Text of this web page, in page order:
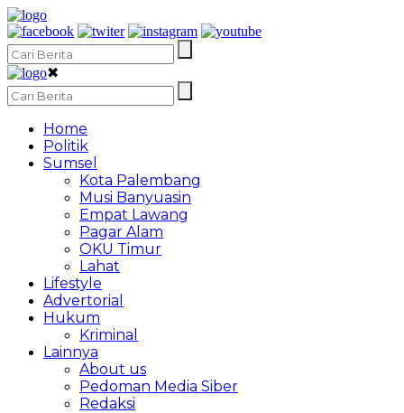
✖
Home
Politik
Sumsel
Kota Palembang
Musi Banyuasin
Empat Lawang
Pagar Alam
OKU Timur
Lahat
Lifestyle
Advertorial
Hukum
Kriminal
Lainnya
About us
Pedoman Media Siber
Redaksi